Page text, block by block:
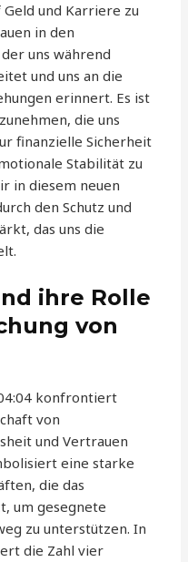
Geld und Karriere zu
in den
uns während
und uns an die
erinnert. Es ist
die uns
finanzielle Sicherheit
Stabilität zu
in diesem neuen
den Schutz und
das uns die
ihre Rolle
von
konfrontiert
von
und Vertrauen
eine starke
die das
um gesegnete
zu unterstützen. In
die Zahl vier